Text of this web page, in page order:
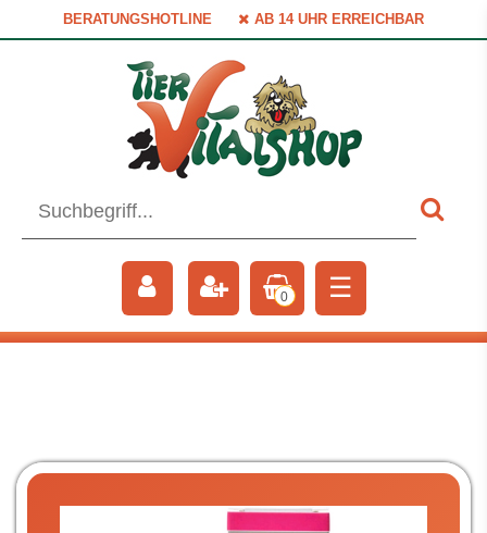
BERATUNGSHOTLINE AB 14 UHR ERREICHBAR
0 ☰